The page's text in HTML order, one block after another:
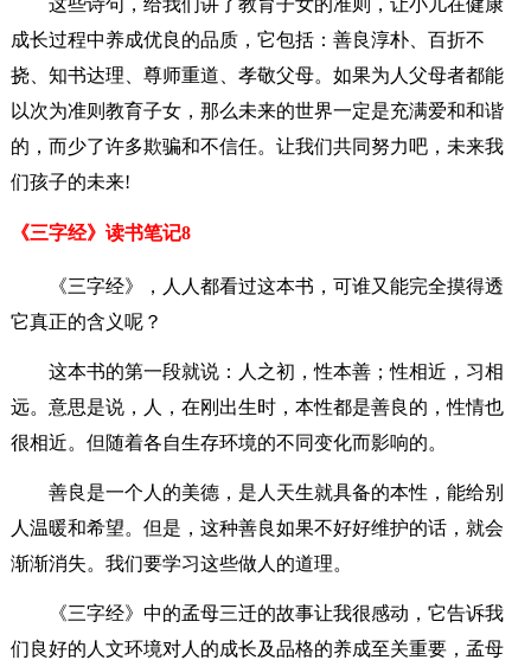
这些诗句，给我们讲了教育子女的准则，让小儿在健康
成长过程中养成优良的品质，它包括：善良淳朴、百折不
挠、知书达理、尊师重道、孝敬父母。如果为人父母者都能
以次为准则教育子女，那么未来的世界一定是充满爱和和谐
的，而少了许多欺骗和不信任。让我们共同努力吧，未来我
们孩子的未来!
《三字经》读书笔记8
《三字经》，人人都看过这本书，可谁又能完全摸得透
它真正的含义呢？
这本书的第一段就说：人之初，性本善；性相近，习相
远。意思是说，人，在刚出生时，本性都是善良的，性情也
很相近。但随着各自生存环境的不同变化而影响的。
善良是一个人的美德，是人天生就具备的本性，能给别
人温暖和希望。但是，这种善良如果不好好维护的话，就会
渐渐消失。我们要学习这些做人的道理。
《三字经》中的孟母三迁的故事让我很感动，它告诉我
们良好的人文环境对人的成长及品格的养成至关重要，孟母